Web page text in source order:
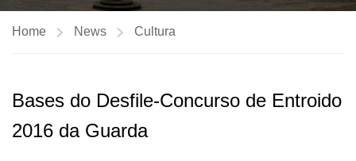
Home News Cultura
Bases do Desfile-Concurso de Entroido
2016 da Guarda